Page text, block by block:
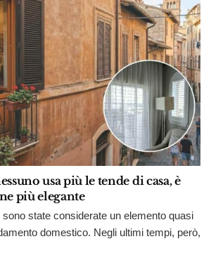
usa più le tende di casa, è
più elegante
state considerate un elemento quasi
domestico. Negli ultimi tempi, però,